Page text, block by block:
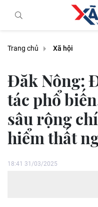
Trang chủ Xã hội
Đăk Nông:
tác phổ
sâu rộng
hiểm thất
18:41 31/03/2025